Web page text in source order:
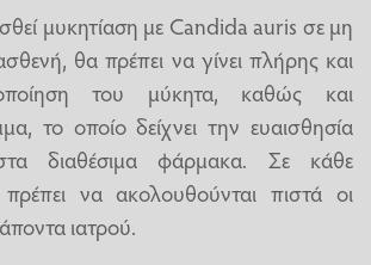
μυκητίαση με Candida auris σε μη
θα πρέπει να γίνει πλήρης και
του μύκητα, καθώς και
το οποίο δείχνει την ευαισθησία
διαθέσιμα φάρμακα. Σε κάθε
να ακολουθούνται πιστά οι
ιατρού.